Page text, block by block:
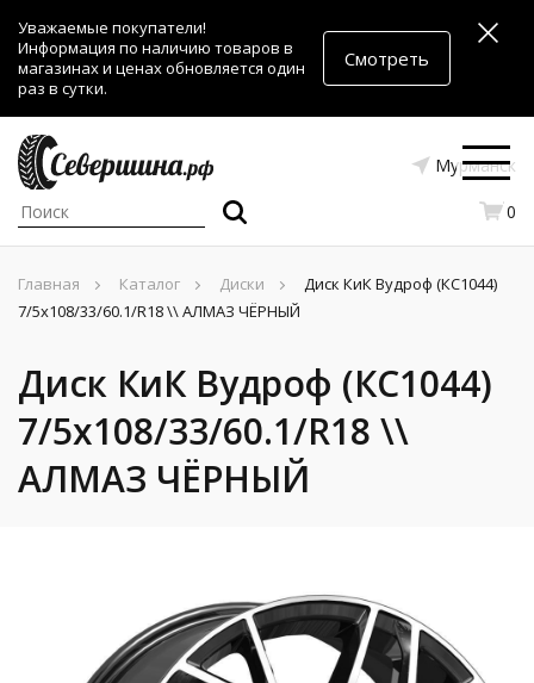
Уважаемые покупатели!
Информация по наличию товаров в
магазинах и ценах обновляется один
раз в сутки.
Смотреть
Мурманск
0
Главная Каталог Диски
Диск КиК Вудроф (КС1044)
7/5x108/33/60.1/R18 \\ АЛМАЗ ЧЁРНЫЙ
Диск КиК Вудроф (КС1044)
7/5x108/33/60.1/R18 \\
АЛМАЗ ЧЁРНЫЙ